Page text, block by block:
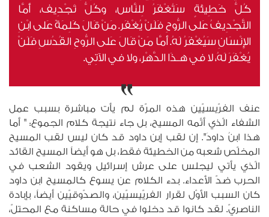
كُلُّ خَطِيئَةٍ سَتُغْفَرُ لِلنَّاس، وكُلُّ تَجْدِيف، أَمَّا
التَّجْدِيفُ عَلى الرُّوحِ فَلَنْ يُغْفَر. مَنْ قَالَ كَلِمَةً عَلى ابْنِ
الإِنْسَانِ سَيُغْفَرُ لَهُ. أَمَّا مَنْ قَالَ عَلى الرُّوحِ القُدُسِ فَلَنْ
يُغْفَرَ لَهُ، لا في هـذَا الدَّهْر، ولا في الآتِي.
عنف الفرّيسيّين هذه المرّة لم يأت مباشرة بسبب عمل
الشفاء الّذي أتّمه المسيح، بل جاء نتيجة كلام الجموع: " أما
هذا ا‏بنُ داودَ". إن لقب إبن داود قد كان ليس لقب المسيح
المخلّص شعبه من الخطيئة فقط، بل هو أيضاً المسيح القائد
الّذي يأتي ليجلس على عرش إسرائيل ويقود الشعب في
الحرب ضدّ الأعداء. بدء الكلام عن يسوع كالمسيح ابن داود
كان السبب الأوّل لقرار الفريّيسيّين، والصدّوقيّين أيضاً، بإبادة
الناصريّ. لقد كانوا قد دخلوا في حالة مساكنة مع المحتلّ،